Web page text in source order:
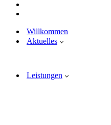
Willkommen
Aktuelles
Leistungen